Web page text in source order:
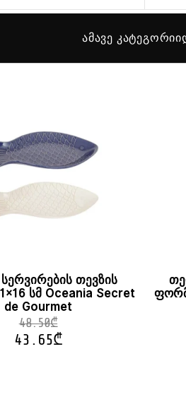
ამავე
თევზის
სმ Oceania Secret
de Gourmet
48.50₾
43.65₾